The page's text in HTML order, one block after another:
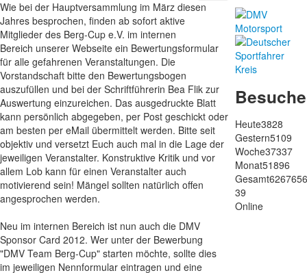
Wie bei der Hauptversammlung im März diesen
Jahres besprochen, finden ab sofort aktive
Mitglieder des Berg-Cup e.V. im internen
Bereich unserer Webseite ein Bewertungsformular
für alle gefahrenen Veranstaltungen. Die
Vorstandschaft bitte den Bewertungsbogen
auszufüllen und bei der Schriftführerin Bea Flik zur
Auswertung einzureichen. Das ausgedruckte Blatt
kann persönlich abgegeben, per Post geschickt oder
am besten per eMail übermittelt werden. Bitte seit
objektiv und versetzt Euch auch mal in die Lage der
jeweiligen Veranstalter. Konstruktive Kritik und vor
allem Lob kann für einen Veranstalter auch
motivierend sein! Mängel sollten natürlich offen
angesprochen werden.
Neu im internen Bereich ist nun auch die DMV
Sponsor Card 2012. Wer unter der Bewerbung
"DMV Team Berg-Cup" starten möchte, sollte dies
im jeweiligen Nennformular eintragen und eine
Heute3828
Gestern5109
Woche37337
Monat51896
Gesamt
39
Online